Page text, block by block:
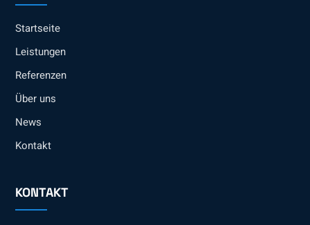
Startseite
Leistungen
Referenzen
Über uns
News
Kontakt
KONTAKT